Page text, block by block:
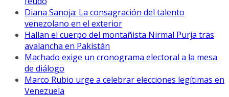
Diana Sanoja: La consagración del talento
venezolano en el exterior
Hallan el cuerpo del montañista Nirmal Purja tras
avalancha en Pakistán
Machado exige un cronograma electoral a la mesa
de diálogo
Marco Rubio urge a celebrar elecciones legítimas en
Venezuela